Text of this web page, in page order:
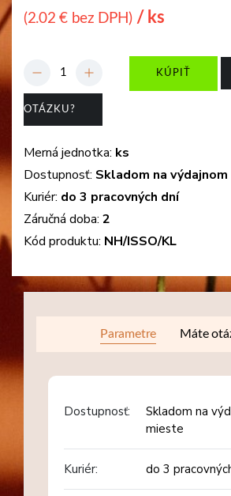
(2.02 € bez DPH) / ks
- + KÚPIŤ
OTÁZKU?
Merná jednotka: ks
Dostupnosť: Skladom na
Kuriér: do 3 pracovných dní
Záručná doba: 2
Kód produktu: NH/ISSO/KL
Parametre Máte
Dostupnosť:
Skladom na
mieste
Kuriér: do 3